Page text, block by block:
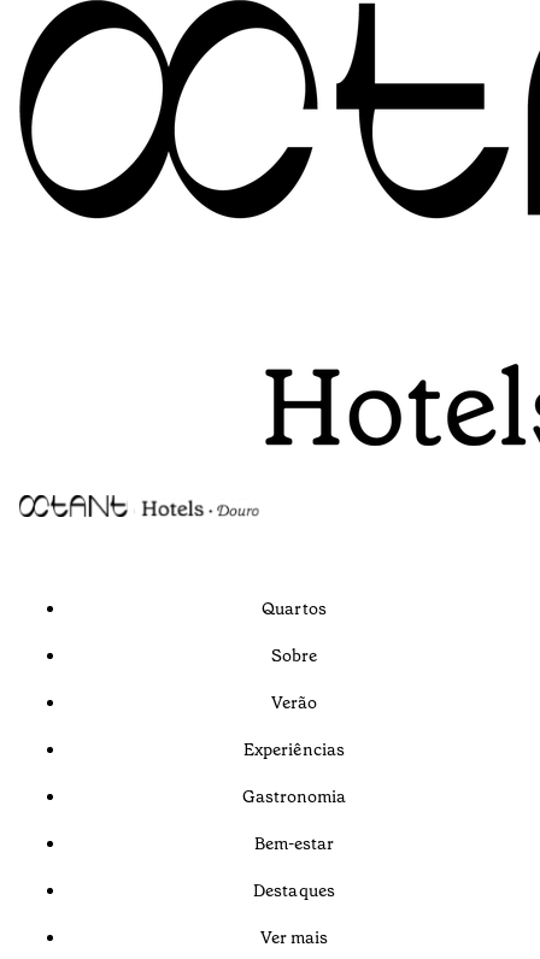
Quartos
Sobre
Verão
Experiências
Gastronomia
Bem-estar
Destaques
Ver mais